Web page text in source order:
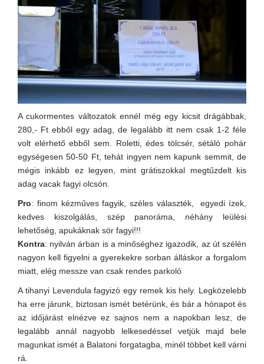
A cukormentes változatok ennél még egy kicsit drágábbak,
280,- Ft ebből egy adag, de legalább itt nem csak 1-2 féle
volt elérhető ebből sem. Roletti, édes tölcsér, sétáló pohár
egységesen 50-50 Ft, tehát ingyen nem kapunk semmit, de
mégis inkább ez legyen, mint grátiszokkal megtűzdelt kis
adag vacak fagyi olcsón.
Pro: finom kézműves fagyik, széles választék, egyedi ízek,
kedves kiszolgálás, szép panoráma, néhány leülési
lehetőség, apukáknak sör fagyi!!!
Kontra: nyilván árban is a minőséghez igazodik, az út szélén
nagyon kell figyelni a gyerekekre sorban álláskor a forgalom
miatt, elég messze van csak rendes parkoló
A tihanyi Levendula fagyizó egy remek kis hely. Legközelebb
ha erre járunk, biztosan ismét betérünk, és bár a hónapot és
az időjárást elnézve ez sajnos nem a napokban lesz, de
legalább annál nagyobb lelkesedéssel vetjük majd bele
magunkat ismét a Balatoni forgatagba, minél többet kell várni
rá.